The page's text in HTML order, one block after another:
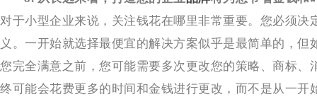
对于小型企业来说，关注钱花在哪里非常重要。您必须
义。一开始就选择最便宜的解决方案似乎是最简单的，但
您完全满意之前，您可能需要多次更改您的策略、商标
终可能会花费更多的时间和金钱进行更改，而不是从一